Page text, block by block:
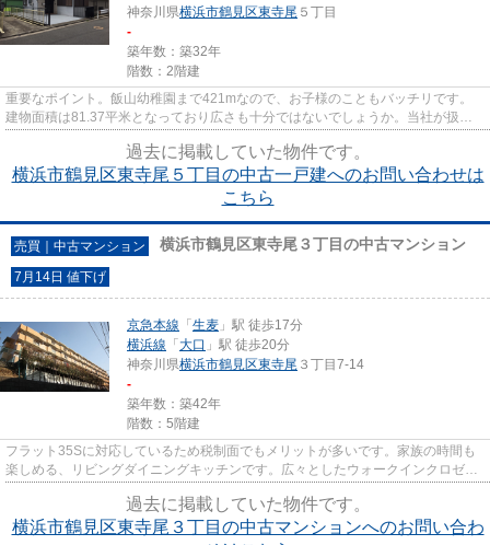
神奈川県横浜市鶴見区東寺尾 ５丁目
-
築年数：築32年
階数：2階建
重要なポイント。飯山幼稚園まで421mなので、お子様のこともバッチリです。
建物面積は81.37平米となっており広さも十分ではないでしょうか。当社が扱う
過去に掲載していた物件です。
横浜市鶴見区東寺尾５丁目の中古一戸建へのお問い合わせは
こちら
売買｜中古マンション 横浜市鶴見区東寺尾３丁目の中古マンション
7月14日 値下げ
京急本線 「 生麦 」駅 徒歩17分
横浜線 「 大口 」駅 徒歩20分
神奈川県横浜市鶴見区東寺尾 ３丁目7-14
-
築年数：築42年
階数：5階建
フラット35Sに対応しているため税制面でもメリットが多いです。家族の時間も
楽しめる、リビングダイニングキッチンです。広々としたウォークインクロゼッ
過去に掲載していた物件です。
横浜市鶴見区東寺尾３丁目の中古マンションへのお問い合わ